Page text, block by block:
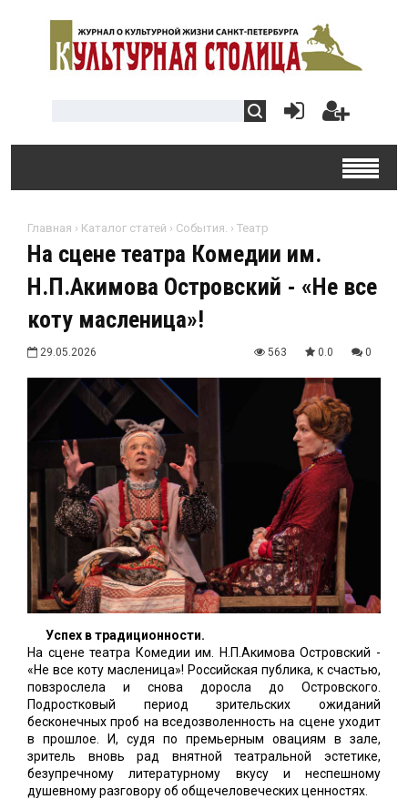
Главная › Каталог статей › События. › Театр
На сцене театра Комедии им.
Н.П.Акимова Островский - «Не все
коту масленица»!
29.05.2026 563 0.0 0
Успех в традиционности.
На сцене театра Комедии им. Н.П.Акимова Островский -
«Не все коту масленица»! Российская публика, к счастью,
повзрослела и снова доросла до Островского.
Подростковый период зрительских ожиданий
бесконечных проб на вседозволенность на сцене уходит
в прошлое. И, судя по премьерным овациям в зале,
зритель вновь рад внятной театральной эстетике,
безупречному литературному вкусу и неспешному
душевному разговору об общечеловеческих ценностях.